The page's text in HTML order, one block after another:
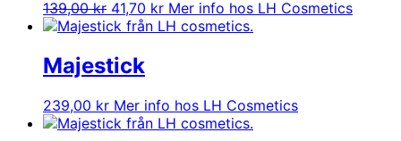
139,00kr Det
ursprungliga
var:
139,00 kr.
41,70 krDet
nuvarande
Mer info hos LH Cosmetics
Majestick
239,00 kr Mer info hos LH Cosmetics